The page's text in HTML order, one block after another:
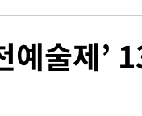
지 못
제 대 술제’